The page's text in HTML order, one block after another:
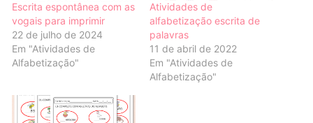
Escrita espontânea com as
vogais para imprimir
22 de julho de 2024
Em "Atividades de
Alfabetização"
Atividades de
alfabetização escrita de
palavras
11 de abril de 2022
Em "Atividades de
Alfabetização"